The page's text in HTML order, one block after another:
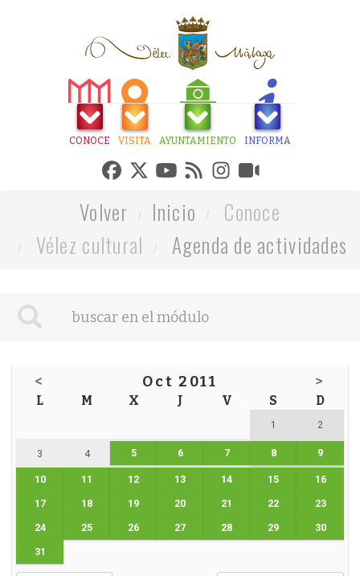
CONOCE VISITA AYUNTAMIENTO INFORMA
Volver Inicio
Conoce
Vélez cultural
Agenda de actividades
< Oct 2011 >
L M X J V S D
1 2
3 4 5 6 7 8 9
10 11 12 13 14 15 16
17 18 19 20 21 22 23
24 25 26 27 28 29 30
31